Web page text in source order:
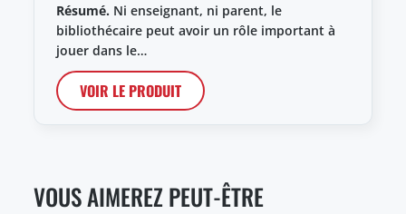
Résumé. Ni enseignant, ni parent, le
bibliothécaire peut avoir un rôle important à
jouer dans le…
VOIR LE PRODUIT
VOUS AIMEREZ PEUT-ÊTRE